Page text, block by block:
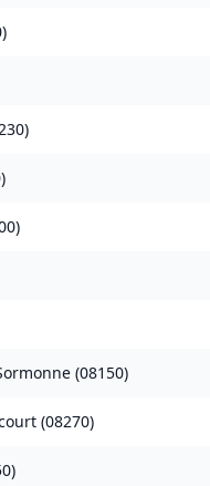
)
)
)
)
(08150)
(08270)
)